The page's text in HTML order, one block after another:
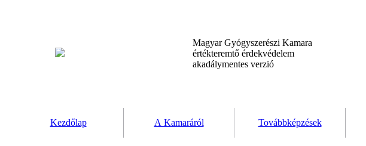
Magyar Gyógyszerészi Kamara
értékteremtő érdekvédelem
akadálymentes verzió
Kezdőlap A Kamaráról Továbbképzések